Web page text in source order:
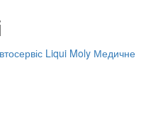
Liqui Moly Медичне